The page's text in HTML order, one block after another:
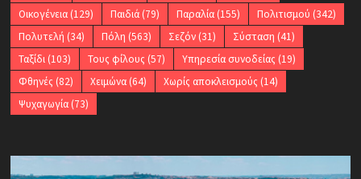
Οικογένεια(129) Παιδιά(79) Παραλία(155) Πολιτισμού (342)
Πολυτελή (34) Πόλη (563) Σεζόν(31) Σύσταση (41)
Ταξίδι(103) Τους φίλους (57) Υπηρεσία συνοδείας (19)
Φθηνές (82) Χειμώνα(64) Χωρίς αποκλεισμούς (14)
Ψυχαγωγία(73)